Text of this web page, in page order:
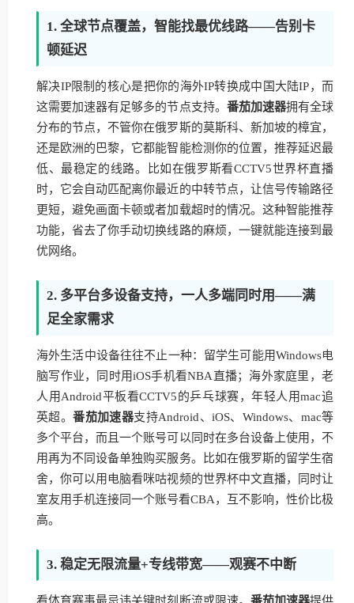
1. 全球节点覆盖，智能找最优线路——告别卡
顿延迟
解决IP限制的核心是把你的海外IP转换成中国大陆IP，而
这需要加速器有足够多的节点支持。 番茄加速器拥有全球
分布的节点，不管你在俄罗斯的莫斯科、新加坡的樟宜，
还是欧洲的巴黎，它都能智能检测你的位置，推荐延迟最
低、最稳定的线路。比如在俄罗斯看CCTV5世界杯直播
时，它会自动匹配离你最近的中转节点，让信号传输路径
更短，避免画面卡顿或者加载超时的情况。这种智能推荐
功能，省去了你手动切换线路的麻烦，一键就能连接到最
优网络。
2. 多平台多设备支持，一人多端同时用——满
足全家需求
海外生活中设备往往不止一种：留学生可能用Windows电
脑写作业，同时用iOS手机看NBA直播；海外家庭里，老
人用Android平板看CCTV5的乒乓球赛，年轻人用mac追
英超。番茄加速器支持Android、iOS、Windows、mac等
多个平台，而且一个账号可以同时在多台设备上使用，不
用再为不同设备单独购买服务。比如在俄罗斯的留学生宿
舍，你可以用电脑看咪咕视频的世界杯中文直播，同时让
室友用手机连接同一个账号看CBA，互不影响，性价比极
高。
3. 稳定无限流量+专线带宽——观赛不中断